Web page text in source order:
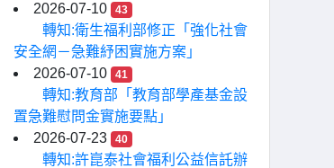
2026-07-10
43
轉知:衛生福利部修正「強化社會
安全網－急難紓困實施方案」
2026-07-10
41
轉知:教育部「教育部學產基金設
置急難慰問金實施要點」
2026-07-23
40
轉知:許崑泰社會福利公益信託辦